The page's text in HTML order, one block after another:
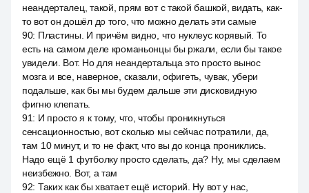
неандерталец, такой, прям вот с такой башкой, видать, как-
то вот он дошёл до того, что можно делать эти самые
90: Пластины. И причём видно, что нуклеус корявый. То
есть на самом деле кроманьонцы бы ржали, если бы такое
увидели. Вот. Но для неандертальца это просто вынос
мозга и все, наверное, сказали, офигеть, чувак, убери
подальше, как бы мы будем дальше эти дисковидную
фигню клепать.
91: И просто я к тому, что, чтобы проникнуться
сенсационностью, вот сколько мы сейчас потратили, да,
там 10 минут, и то не факт, что вы до конца прониклись.
Надо ещё 1 футболку просто сделать, да? Ну, мы сделаем
неизбежно. Вот, а там
92: Таких как бы хватает ещё историй. Ну вот у нас,